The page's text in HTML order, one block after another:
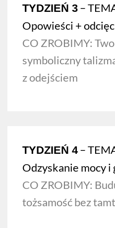
TYDZIEŃ 3 –
Opowieści +
CO ZROBIMY:
symboliczny
z odejściem
TYDZIEŃ 4–
Odzyskanie mocy i
CO ZROBIMY:
tożsamość bez